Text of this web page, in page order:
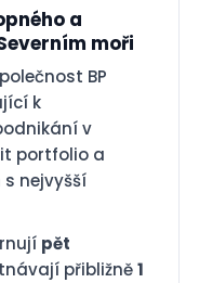
a
moři
BP
k
v
portfolio a
nejvyšší
pět
přibližně1